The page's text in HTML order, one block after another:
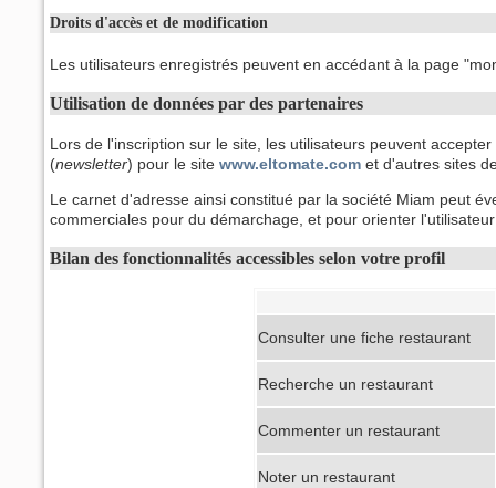
Droits d'accès et de modification
Les utilisateurs enregistrés peuvent en accédant à la page
Utilisation de données par des partenaires
Lors de l'inscription sur le site, les utilisateurs peuvent
(newsletter) pour le site www.eltomate.com et d'autres sites
Le carnet d'adresse ainsi constitué par la société Miam peut
commerciales pour du démarchage, et pour orienter
Bilan des fonctionnalités accessibles selon votre profil
Consulter une fiche restaurant
Recherche un restaurant
Commenter un restaurant
Noter un restaurant